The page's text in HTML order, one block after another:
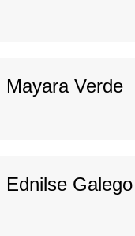
Mayara Verde
Ednilse Galego